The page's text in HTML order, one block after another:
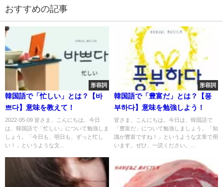
おすすめの記事
形容詞
韓国語で「忙しい」とは？【바
쁘다】意味を教えて！
2022-05-09 皆さま、こんにちは。今日
は、韓国語で「忙しい」について勉強しま
しょう。「今日も、明日も、ずっと忙し
い！」というような文...
形容詞
韓国語で「豊富だ」とは？【풍
부하다】意味を勉強しよう！
皆さま、こんにちは。今日は、韓国語で
「豊富だ」について勉強しましょう。「知
識が豊富ですね！」というような文章で用
います。ぜひ、一読ください。...